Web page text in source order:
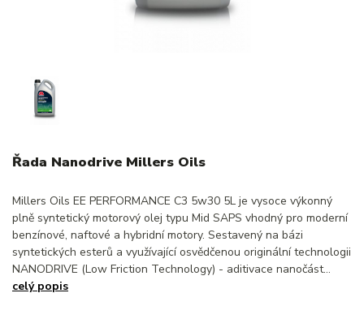
Řada Nanodrive Millers Oils
Millers Oils EE PERFORMANCE C3 5w30 5L je vysoce výkonný
plně syntetický motorový olej typu Mid SAPS vhodný pro moderní
benzínové, naftové a hybridní motory. Sestavený na bázi
syntetických esterů a využívající osvědčenou originální technologii
NANODRIVE (Low Friction Technology) - aditivace nanočást...
celý popis